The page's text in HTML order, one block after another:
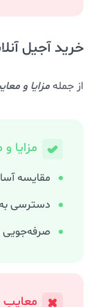
خرید آجیل
از جملهمزایا و
مزایا
مقایسه
دسترسی
صرفه‌جویی
معایب